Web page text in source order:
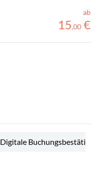
ab
15,00 €
Digitale